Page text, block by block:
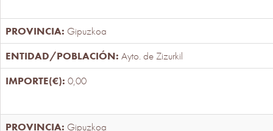
Gipuzkoa
Ayto. de Zizurkil
0,00
Gipuzkoa